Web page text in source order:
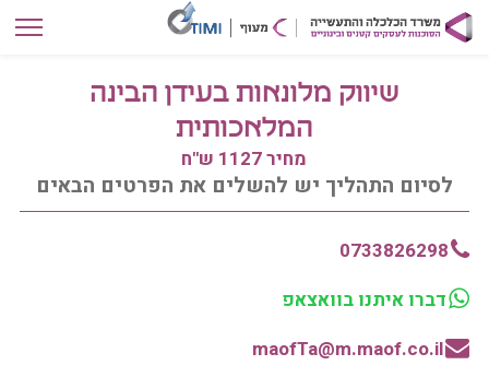
שיווק מלונאות בעידן הבינה
המלאכותית
מחיר 1127 ש"ח
לסיום התהליך יש להשלים את הפרטים הבאים
0733826298
דברו איתנו בוואצאפ
maofTa@m.maof.co.il